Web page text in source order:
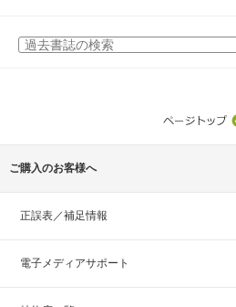
ご購入のお客様へ
正誤表／補足情報
電子メディアサポート